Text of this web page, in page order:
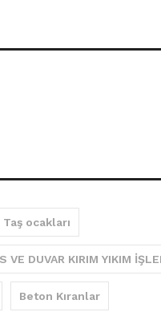
ocakları
VE DUVAR KIRIM YIKIM
Beton Kıranlar